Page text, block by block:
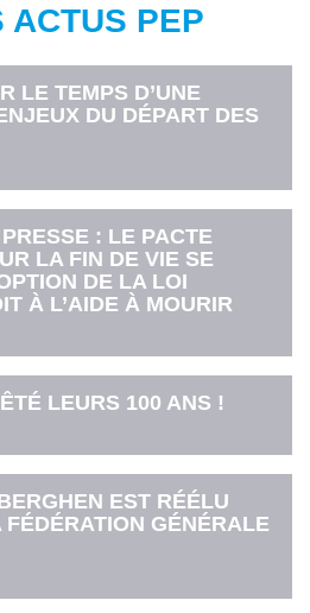
ACTUS PEP
LE TEMPS D’UNE
DU DÉPART DES
: LE PACTE
LA FIN DE VIE SE
DE LA LOI
À L’AIDE À MOURIR
LEURS 100 ANS !
EST RÉÉLU
GÉNÉRALE